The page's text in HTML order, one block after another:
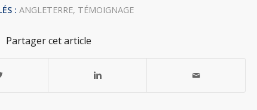
: ANGLETERRE, TÉMOIGNAGE
Partager cet article